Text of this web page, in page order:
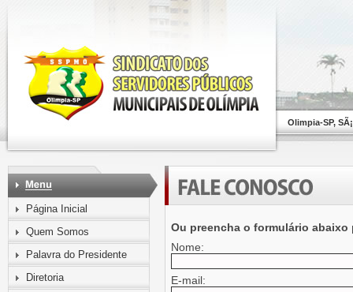
Olimpia-SP,
Página Inicial
Quem Somos
Palavra do Presidente
Diretoria
Ou preencha o formulário abaixo
Nome:
E-mail: